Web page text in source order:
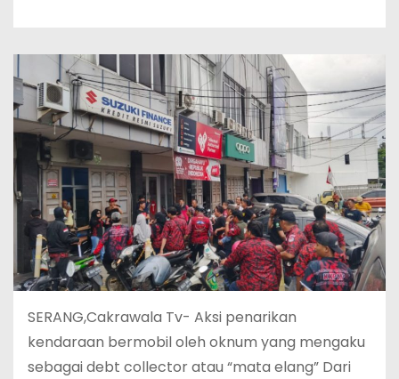
‎‎SERANG,Cakrawala Tv- Aksi penarikan
kendaraan bermobil oleh oknum yang mengaku
sebagai debt collector atau “mata elang” Dari